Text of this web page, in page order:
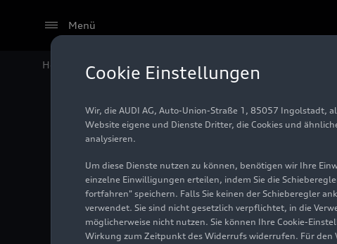
Menü
Home Audi Media Center Fotos
Audi S5
Foto 16.07.2024
Cookie Einstellungen
Wir, die AUDI AG, Auto-Union-Straße 1, 85057
Website eigene und Dienste Dritter, die Cookies und
analysieren.
Um diese Dienste nutzen zu können, benötigen wir Ihre
einzelne Einwilligungen erteilen, indem Sie die
fortfahren" speichern. Falls Sie keinen der Schieberegler
verwendet. Sie sind nicht gesetzlich verpflichtet, in die
möglicherweise nicht nutzen. Sie können Ihre Cookie-
Wirkung zum Zeitpunkt des Widerrufs widerrufen. Für